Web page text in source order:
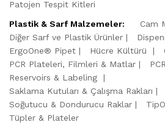
Patojen Tespit Kitleri
Plastik & Sarf Malzemeler:
Cam
Diğer Sarf ve Plastik Ürünler
ErgoOne® Pipet
Hücre Kültürü
PCR Plateleri, Filmleri & Matlar
Reservoirs & Labeling
Saklama Kutuları & Çalışma Rakları
Soğutucu & Dondurucu Raklar
Tüpler & Plateler